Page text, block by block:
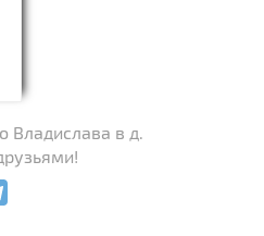
Владислава в д.